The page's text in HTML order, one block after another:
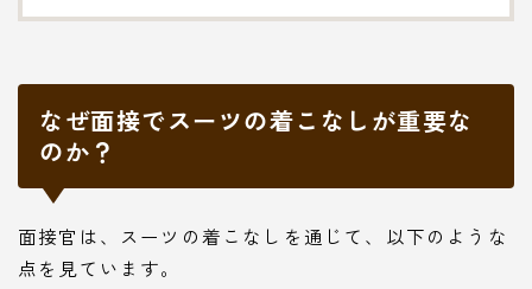
なぜ面接でスーツの着こなしが重要な
のか？
面接官は、スーツの着こなしを通じて、以下のような
点を見ています。